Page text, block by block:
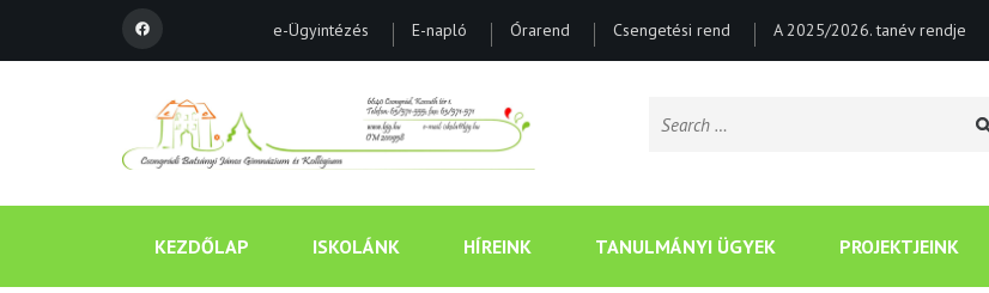
e-Ügyintézés E-napló Órarend Csengetési rend A 2025/2026. tanév rendje
Search
KEZDŐLAP ISKOLÁNK HÍREINK TANULMÁNYI ÜGYEK PROJEKTJEINK